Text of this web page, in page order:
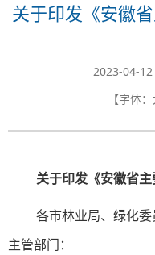
关于印发《安徽
2023-04-
【字体：
关于印发《安徽省
各市林业局、绿化
主管部门：